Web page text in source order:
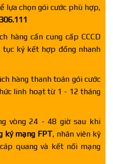
lựa chọn gói cước phù hợp,
hàng cần cung cấp CCCD
ký kết hợp đồng nhanh
hàng thanh toán gói cước
linh hoạt từ 1 - 12 tháng
vòng 24 - 48 giờ sau khi
ký mạng FPT, nhân viên kỹ
quang và kết nối mạng